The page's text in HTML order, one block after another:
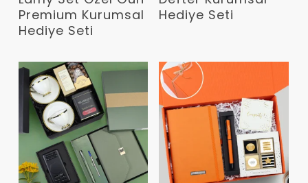
Premium Kurumsal
Hediye Seti
Hediye Seti